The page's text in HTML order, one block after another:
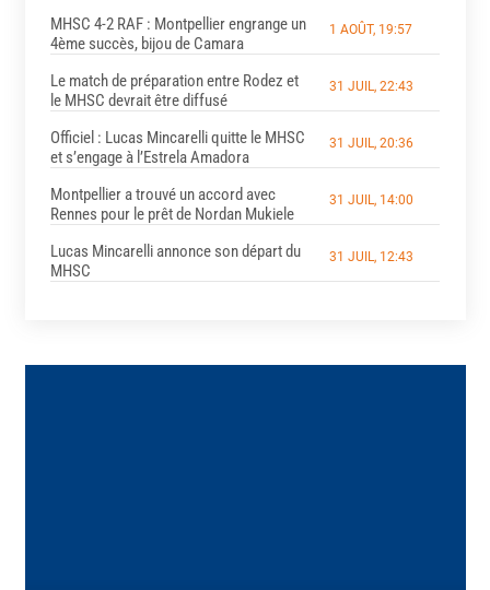
MHSC 4-2 RAF : Montpellier engrange un
4ème succès, bijou de Camara
1 AOÛT, 19:57
Le match de préparation entre Rodez et
le MHSC devrait être diffusé
31 JUIL, 22:43
Officiel : Lucas Mincarelli quitte le MHSC
et s’engage à l’Estrela Amadora
31 JUIL, 20:36
Montpellier a trouvé un accord avec
Rennes pour le prêt de Nordan Mukiele
31 JUIL, 14:00
Lucas Mincarelli annonce son départ du
MHSC
31 JUIL, 12:43